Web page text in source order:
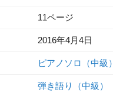
11ページ
2016年4月4日
ピアノソロ（中級）
弾き語り（中級）